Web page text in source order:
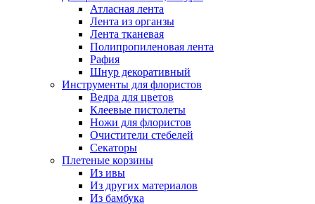
Атласная лента
Лента из органзы
Лента тканевая
Полипропиленовая лента
Рафия
Шнур декоративный
Инструменты для флористов
Ведра для цветов
Клеевые пистолеты
Ножи для флористов
Очистители стебелей
Секаторы
Плетеные корзины
Из ивы
Из других материалов
Из бамбука